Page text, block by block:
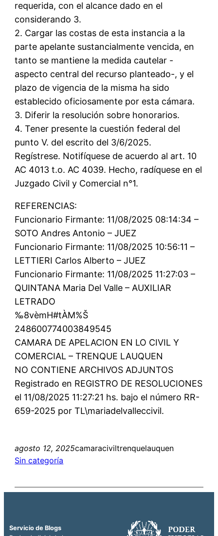
requerida, con el alcance dado en el
considerando 3.
2. Cargar las costas de esta instancia a la
parte apelante sustancialmente vencida, en
tanto se mantiene la medida cautelar -
aspecto central del recurso planteado-, y el
plazo de vigencia de la misma ha sido
establecido oficiosamente por esta cámara.
3. Diferir la resolución sobre honorarios.
4. Tener presente la cuestión federal del
punto V. del escrito del 3/6/2025.
Regístrese. Notifíquese de acuerdo al art. 10
AC 4013 t.o. AC 4039. Hecho, radíquese en el
Juzgado Civil y Comercial n°1.
REFERENCIAS:
Funcionario Firmante: 11/08/2025 08:14:34 –
SOTO Andres Antonio – JUEZ
Funcionario Firmante: 11/08/2025 10:56:11 –
LETTIERI Carlos Alberto – JUEZ
Funcionario Firmante: 11/08/2025 11:27:03 –
QUINTANA Maria Del Valle – AUXILIAR
LETRADO
‰8vèmH#tÀM%Š
248600774003849545
CAMARA DE APELACION EN LO CIVIL Y
COMERCIAL – TRENQUE LAUQUEN
NO CONTIENE ARCHIVOS ADJUNTOS
Registrado en REGISTRO DE RESOLUCIONES
el 11/08/2025 11:27:21 hs. bajo el número RR-
659-2025 por TL\mariadelvalleccivil.
agosto 12, 2025camaraciviltrenquelauquen
Sin categoría
Servicio de Blogs